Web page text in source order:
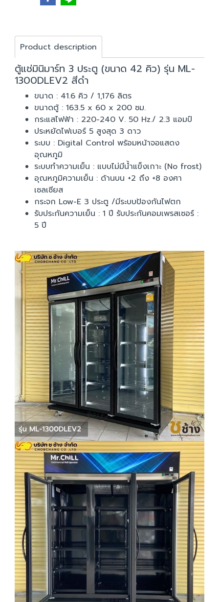
Product description
ตู้แช่มินิมาร์ท 3 ประตู (ขนาด 42 คิว) รุ่น ML-
1300DLEV2 สีดำ
ขนาด : 41.6 คิว / 1,176 ลิตร
ขนาดตู้ : 163.5 x 60 x 200 ซม.
กระแสไฟฟ้า : 220-240 V. 50 Hz./ 2.3 แอมป์
ประหยัดไฟเบอร์ 5 สูงสุด 3 ดาว
ระบบ : Digital Control พร้อมหน้าจอแสดง
อุณหภูมิ
ระบบทำความเย็น : แบบไม่มีน้ำแข็งเกาะ (No frost)
อุณหภูมิความเย็น : ด้านบน +2 ถึง +8 องศา
เซลเซียส
กระจก Low-E 3 ประตู /มีระบบป้องกันไฟตก
รับประกันความเย็น : 1 ปี รับประกันคอมเพรสเซอร์ :
5 ปี